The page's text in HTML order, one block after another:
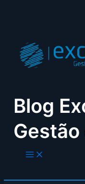
Blog